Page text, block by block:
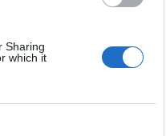
Sharing
which it
sytuacji konfliktowych z jego
jednak wiele zastrzeżeń.